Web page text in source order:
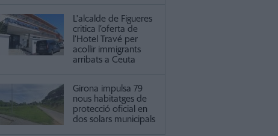
L'alcalde de Figueres
critica l’oferta de
l’Hotel Travé per
acollir immigrants
arribats a Ceuta
Girona impulsa 79
nous habitatges de
protecció oficial en
dos solars municipals